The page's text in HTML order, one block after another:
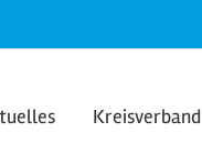
Kreisverband